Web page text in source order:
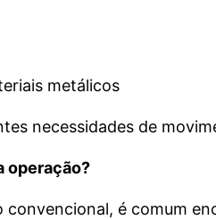
metálicos
necessidades de
operação?
é comum